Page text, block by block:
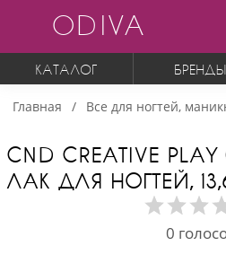
ODIVA
КАТАЛОГ БРЕНДЫ
Главная Все для ногтей,
CND CREATIVE
ЛАК ДЛЯ НОГТЕЙ,
0